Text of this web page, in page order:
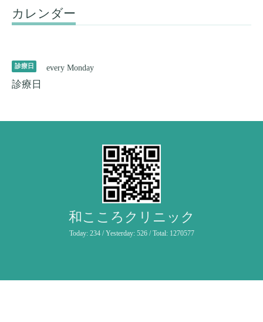
カレンダー
診療日 every Monday
診療日
和こころクリニック
Today: 234/ Yesterday: 526/ Total: 1270577